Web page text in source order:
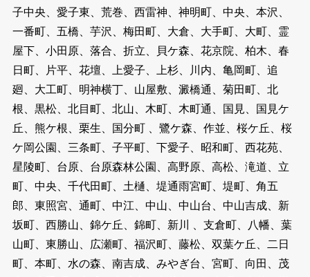
子中央、愛子東、荒巻、西雷神、神明町、中央、本沢、
一番町、五橋、芋沢、梅田町、大倉、大手町、大町、霊
屋下、小田原、落合、折立、貝ケ森、花京院、柏木、春
日町、片平、花壇、上愛子、上杉、川内、亀岡町、追
廻、大工町、明神横丁、山屋敷、澱橋通、菊田町、北
根、黒松、北目町、北山、木町、木町通、国見、国見ケ
丘、熊ケ根、栗生、国分町 、鷺ケ森、作並、桜ケ丘、桜
ケ岡公園、三条町、子平町、下愛子、昭和町、西花苑、
星陵町、台原、台原森林公園、高野原、高松、滝道、立
町、中央、千代田町、土樋、堤通雨宮町、堤町、角五
郎、東照宮、通町、中江、中山、中山台、中山吉成、新
坂町、西勝山、錦ケ丘、錦町、新川 、支倉町、八幡、葉
山町、東勝山、広瀬町、福沢町、藤松、双葉ケ丘、二日
町、本町、水の森、南吉成、みやぎ台、宮町、向田、茂